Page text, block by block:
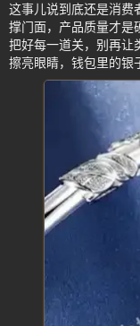
这事儿说到底还是消费
撑门面，产品质量才是
把好每一道关，别再让
擦亮眼睛，钱包里的银